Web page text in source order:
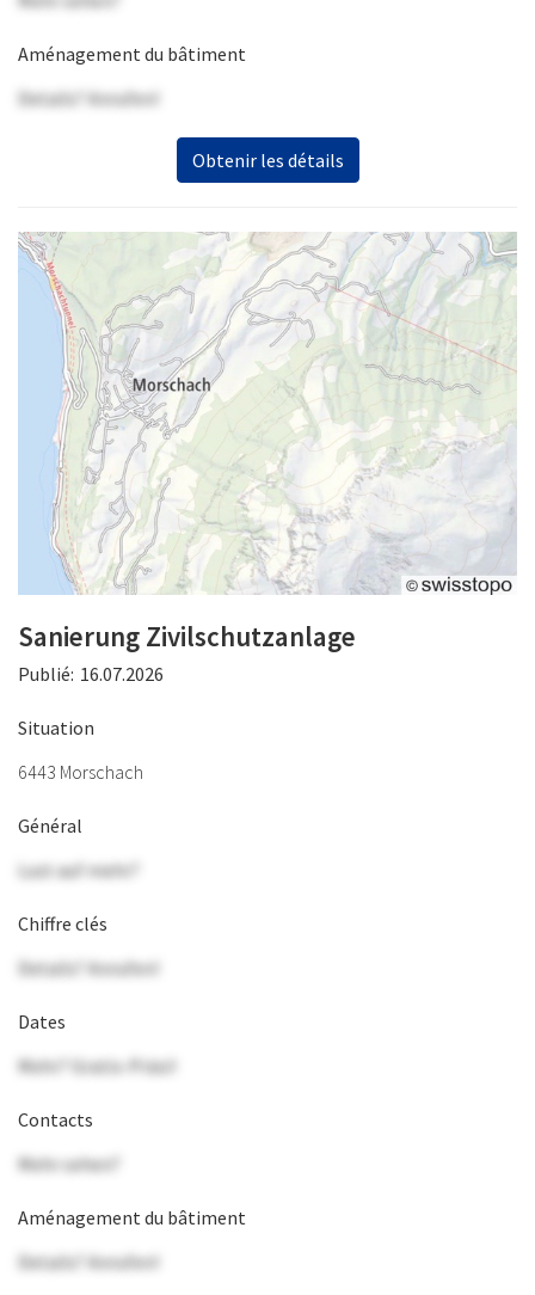
Aménagement du bâtiment
Details? Anrufen!
Obtenir les détails
Sanierung Zivilschutzanlage
Publié: 16.07.2026
Situation
6443 Morschach
Général
Lust auf mehr?
Chiffre clés
Details? Anrufen!
Dates
Mehr? Gratis-Präsi!
Contacts
Mehr sehen?
Aménagement du bâtiment
Details? Anrufen!